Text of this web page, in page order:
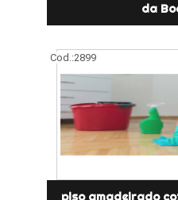
da
Cod.:2899
piso amadeirado